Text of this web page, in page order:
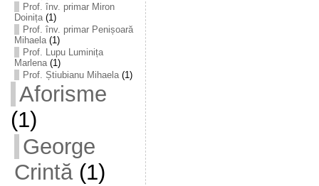
Prof. înv. primar Miron
Doinița(1)
Prof. înv. primar Penișoară
Mihaela(1)
Prof. Lupu Luminița
Marlena(1)
Prof. Știubianu Mihaela(1)
Aforisme
(1)
George
Crintă(1)